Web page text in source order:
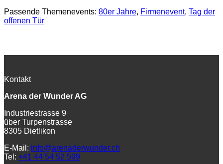
Passende Themenevents: 80er Jahre, Firmenevent, Tag der
offenen Tür
Kontakt
Arena der Wunder AG
Industriestrasse 9
über Turpenstrasse
8305 Dietlikon
E-Mail: info@arenaderwunder.ch
Tel: +41 44 54 52 599